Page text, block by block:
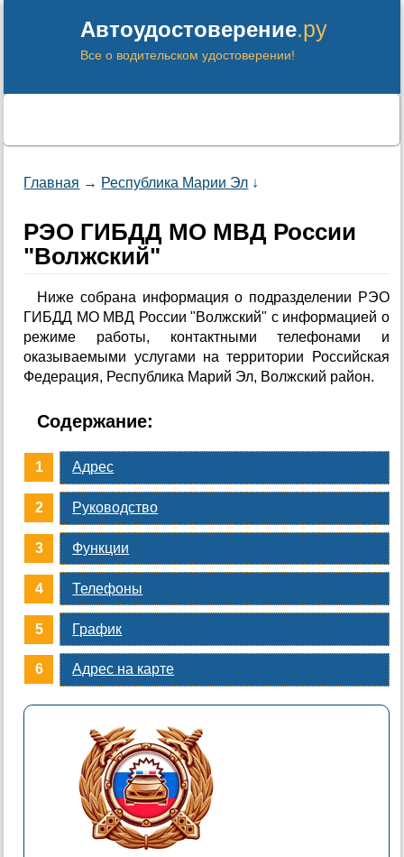
Автоудостоверение.ру
Все о водительском удостоверении!
Главная → Республика Марии Эл ↓
РЭО ГИБДД МО МВД России
"Волжский"
Ниже собрана информация о подразделении РЭО
ГИБДД МО МВД России "Волжский" с информацией о
режиме работы, контактными телефонами и
оказываемыми услугами на территории Российская
Федерация, Республика Марий Эл, Волжский район.
Содержание:
Адрес
Руководство
Функции
Телефоны
График
Адрес на карте